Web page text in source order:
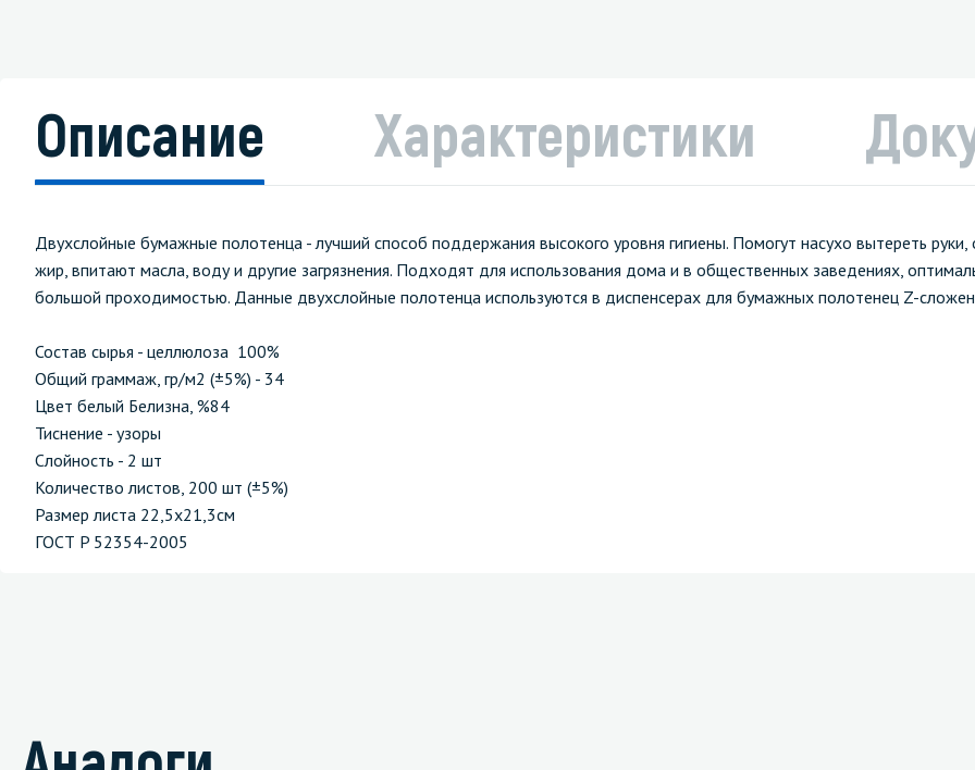
Описание Характеристики
Двухслойные бумажные полотенца - лучший способ поддержания высокого уровня гигиены. Помогут насухо вытереть руки,
жир, впитают масла, воду и другие загрязнения. Подходят для использования дома и в общественных заведениях,
большой проходимостью. Данные двухслойные полотенца используются в диспенсерах для бумажных полотенец Z-
Состав сырья - целлюлоза 100%
Общий граммаж, гр/м2 (±5%) - 34
Цвет белый Белизна, %84
Тиснение - узоры
Слойность - 2 шт
Количество листов, 200 шт (±5%)
Размер листа 22,5х21,3см
ГОСТ P 52354-2005